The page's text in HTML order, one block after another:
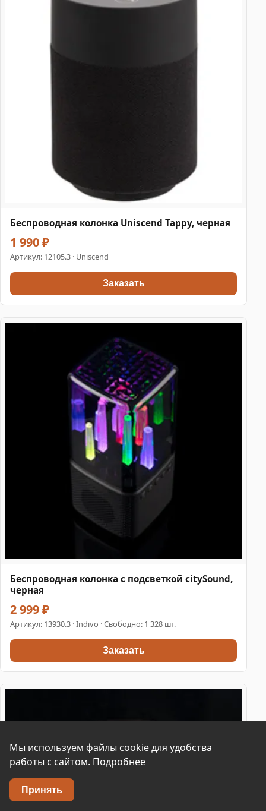
Беспроводная колонка Uniscend Tappy, черная
1 990 ₽
Артикул: 12105.3 · Uniscend
Заказать
Беспроводная колонка с подсветкой citySound,
черная
2 999 ₽
Артикул: 13930.3 · Indivo · Свободно: 1 328 шт.
Заказать
Мы используем файлы cookie для удобства
работы с сайтом. Подробнее
Принять